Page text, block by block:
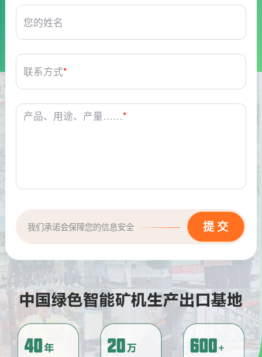
您的姓名
联系方式*
产品、用途、产量……*
我们承诺会保障您的信息安全